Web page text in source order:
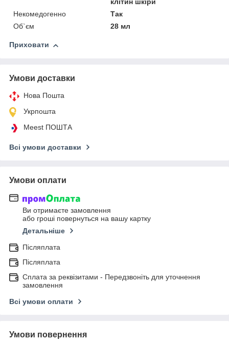
клітин шкіри
Некомедогенно
Так
Об`єм
28 мл
Приховати
Умови доставки
Нова Пошта
Укрпошта
Meest ПОШТА
Всі умови доставки
Умови оплати
Ви отримаєте замовлення
або гроші повернуться на вашу картку
Детальніше
Післяплата
Післяплата
Сплата за реквізитами - Передзвоніть для уточнення
замовлення
Всі умови оплати
Умови повернення